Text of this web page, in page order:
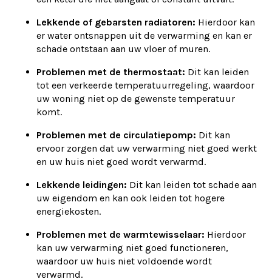
Lekkende of gebarsten radiatoren: Hierdoor kan
er water ontsnappen uit de verwarming en kan er
schade ontstaan aan uw vloer of muren.
Problemen met de thermostaat: Dit kan leiden
tot een verkeerde temperatuurregeling, waardoor
uw woning niet op de gewenste temperatuur
komt.
Problemen met de circulatiepomp: Dit kan
ervoor zorgen dat uw verwarming niet goed werkt
en uw huis niet goed wordt verwarmd.
Lekkende leidingen: Dit kan leiden tot schade aan
uw eigendom en kan ook leiden tot hogere
energiekosten.
Problemen met de warmtewisselaar: Hierdoor
kan uw verwarming niet goed functioneren,
waardoor uw huis niet voldoende wordt
verwarmd.